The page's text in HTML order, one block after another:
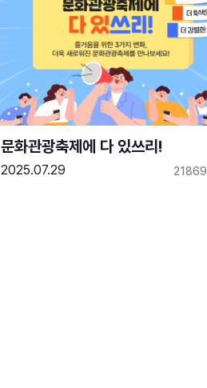
문화관광축제에 다 있쓰리!
2025.07.29 21869